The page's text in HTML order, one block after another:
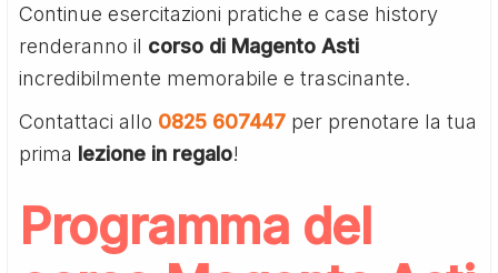
Continue esercitazioni pratiche e case history
renderanno il corso di Magento Asti
incredibilmente memorabile e trascinante.
Contattaci allo 0825 607447 per prenotare la tua
prima lezione in regalo!
Programma del